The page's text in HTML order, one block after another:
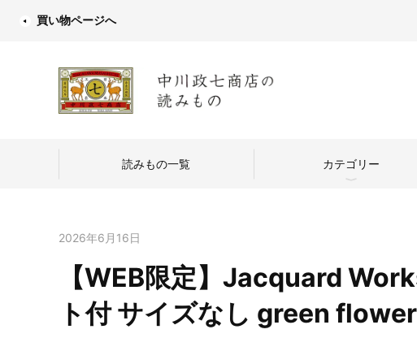
買い物ページへ
読みもの一覧 カテゴリー
中川政七商店のものづく
つくり手を訪ねて
2026年6月16日
【WEB限定】Jacquard
ト付 サイズなし green